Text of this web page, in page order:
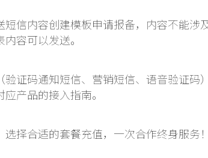
短信内容创建模板申请报备，内容不能涉
容可以发送。
验证码通知短信、营销短信、语音验证码
产品的接入指南。
择合适的套餐充值，一次合作终身服务！